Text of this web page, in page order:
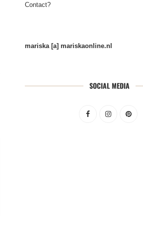
Contact?
mariska [a] mariskaonline.nl
SOCIAL MEDIA